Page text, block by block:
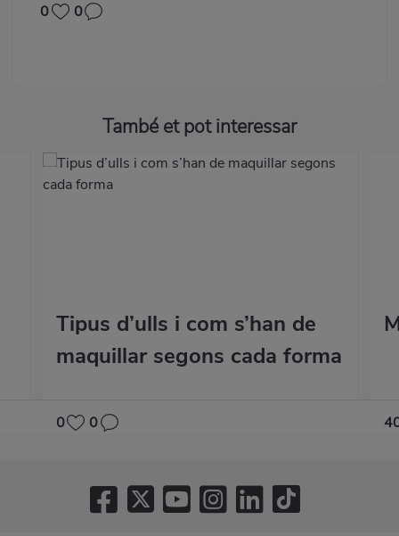
0 0
També et pot interessar
Tipus d’ulls i com s’han de
maquillar segons cada forma
0 0